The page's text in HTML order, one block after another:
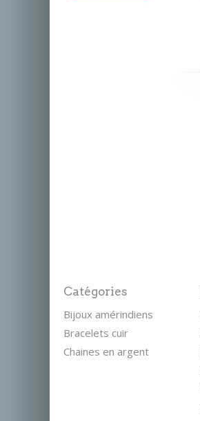
Catégories
Bijoux amérindiens
Bracelets cuir
Chaines en argent